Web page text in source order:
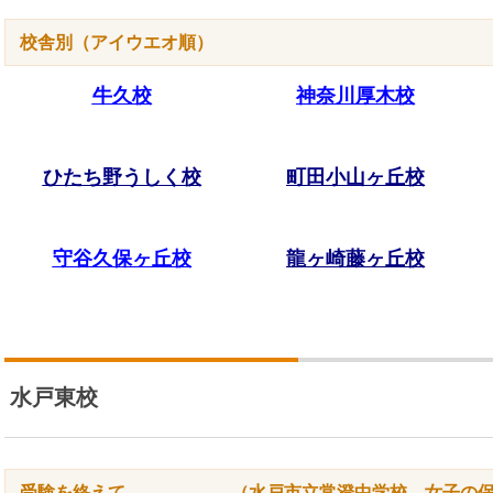
校舎別（アイウエオ順）
牛久校 神奈川厚木校
ひたち野うしく校 町田小山ヶ丘校
守谷久保ヶ丘校 龍ヶ崎藤ヶ丘校
水戸東校